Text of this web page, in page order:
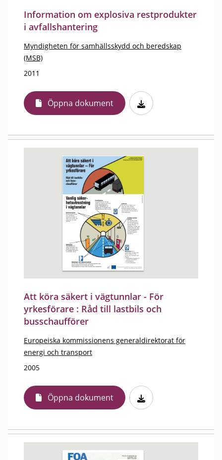
Information om explosiva restprodukter
i avfallshantering
Myndigheten för samhällsskydd och beredskap
(MSB)
2011
Öppna dokument
Att köra säkert i vägtunnlar - För
yrkesförare : Råd till lastbils och
busschaufförer
Europeiska kommissionens generaldirektorat för
energi och transport
2005
Öppna dokument